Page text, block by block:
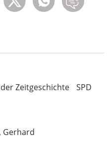
Zeitgeschichte
SPD
Gerhard